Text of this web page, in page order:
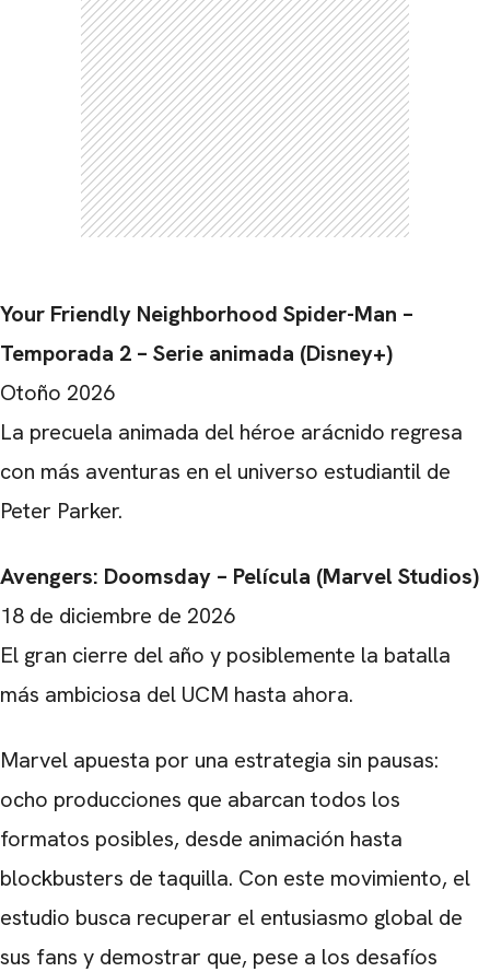
Your Friendly Neighborhood Spider-Man –
Temporada 2 – Serie animada (Disney+)
Otoño 2026
La precuela animada del héroe arácnido regresa
con más aventuras en el universo estudiantil de
Peter Parker.
Avengers: Doomsday – Película (Marvel Studios)
18 de diciembre de 2026
El gran cierre del año y posiblemente la batalla
más ambiciosa del UCM hasta ahora.
Marvel apuesta por una estrategia sin pausas:
ocho producciones que abarcan todos los
formatos posibles, desde animación hasta
blockbusters de taquilla. Con este movimiento, el
estudio busca recuperar el entusiasmo global de
sus fans y demostrar que, pese a los desafíos